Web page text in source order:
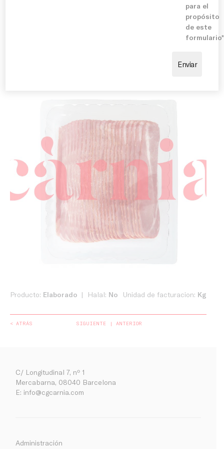
Producto: Elaborado Halal: No Unidad de facturacion: Kg
< ATRÁS SIGUIENTE ANTERIOR
C/ Longitudinal 7, nº 1
Mercabarna, 08040 Barcelona
E: info@cgcarnia.com
Administración
para el
propósito
de este
formulario*